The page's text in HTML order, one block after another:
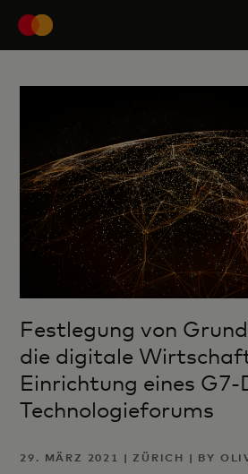
Festlegung von
die digitale
Einrichtung eines
Technologieforums
29. MÄRZ 2021 | ZÜRICH | BY